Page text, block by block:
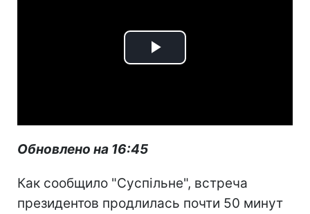
Play
Обновлено на 16:45
Как сообщило "Суспільне", встреча
президентов продлилась почти 50 минут